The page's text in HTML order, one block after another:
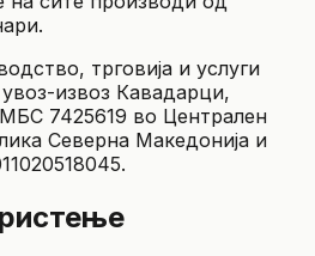
трговија и услуги
извоз Кавадарци,
7425619 во Централен
Северна Македонија и